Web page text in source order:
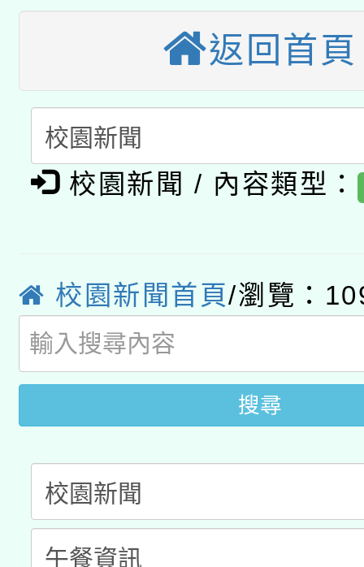
本館辦理115年度閱讀
暨閱讀推動專業研習
科技賦能─人工智慧
礎課程
A3數位素養講師名單
「數位內容與教學軟體
pilot」
有關大陸委員會函釋公
用水績優單位及節水達
動」
桃園市孔廟祈福系列
開 智慧啟航」
2026年桃園地景藝術
返回首頁
校園新聞 / 內容類型：
校園新聞首頁/瀏覽：
搜尋